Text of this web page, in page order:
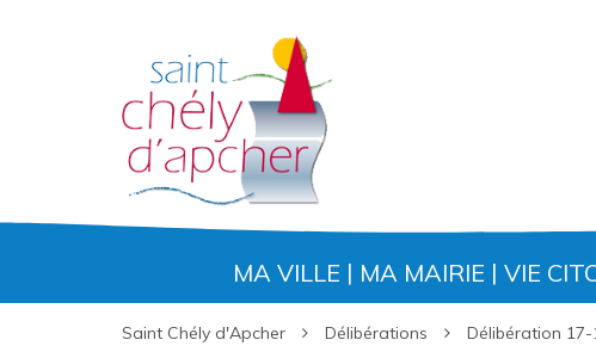
MA VILLE MA MAIRIE VIE
Saint Chély d'Apcher Délibérations Délibération